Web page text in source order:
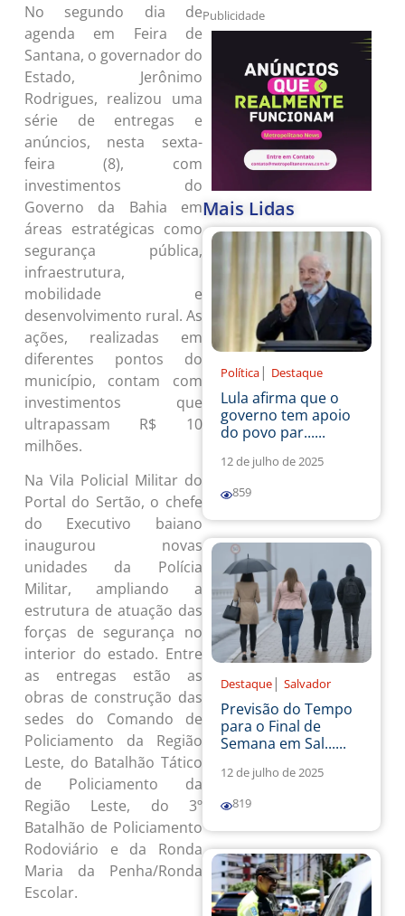
No segundo dia de
agenda em Feira de
Santana, o governador do
Estado, Jerônimo
Rodrigues, realizou uma
série de entregas e
anúncios, nesta sexta-
feira (8), com
investimentos do
Governo da Bahia em
áreas estratégicas como
segurança pública,
infraestrutura,
mobilidade e
desenvolvimento rural. As
ações, realizadas em
diferentes pontos do
município, contam com
investimentos que
ultrapassam R$ 10
milhões.
Na Vila Policial Militar do
Portal do Sertão, o chefe
do Executivo baiano
inaugurou novas
unidades da Polícia
Militar, ampliando a
estrutura de atuação das
forças de segurança no
interior do estado. Entre
as entregas estão as
obras de construção das
sedes do Comando de
Policiamento da Região
Leste, do Batalhão Tático
de Policiamento da
Região Leste, do 3º
Batalhão de Policiamento
Rodoviário e da Ronda
Maria da Penha/Ronda
Escolar.
Publicidade
Mais Lidas
Política | Destaque
Lula afirma que o
governo tem apoio
do povo par......
12 de julho de 2025
859
Destaque | Salvador
Previsão do Tempo
para o Final de
Semana em Sal......
12 de julho de 2025
819